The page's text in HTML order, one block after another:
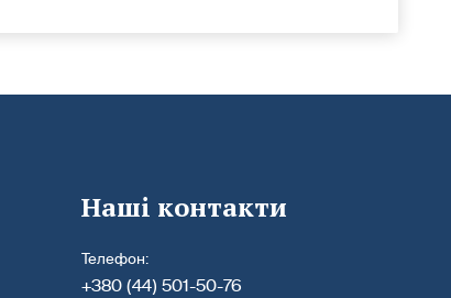
Наші контакти
Телефон:
+380 (44) 501-50-76